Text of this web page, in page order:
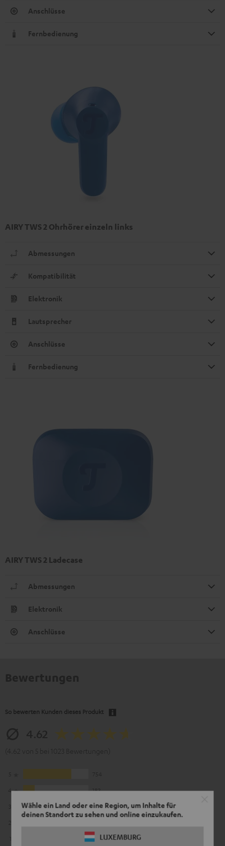
Wähle ein Land oder eine Region, um Inhalte für
deinen Standort zu sehen und online einzukaufen.
LUXEMBURG
Anschlüsse
Fernbedienung
AIRY TWS 2 Ohrhörer einzeln links
Abmessungen
Kompatibilität
Elektronik
Lautsprecher
Anschlüsse
Fernbedienung
AIRY TWS 2 Ladecase
Abmessungen
Elektronik
Anschlüsse
So bewerten Kunden dieses Produkt
4
183
57
5